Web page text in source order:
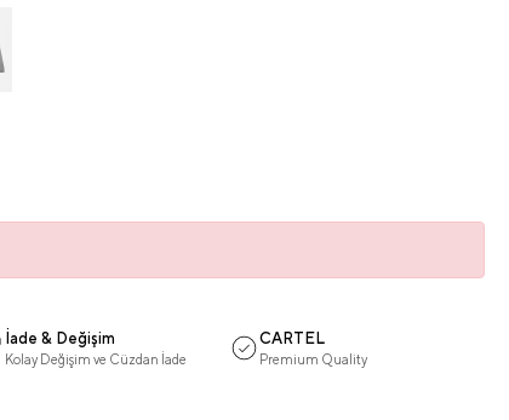
İade & Değişim
Kolay Değişim ve Cüzdan İade
CARTEL
Premium Quality